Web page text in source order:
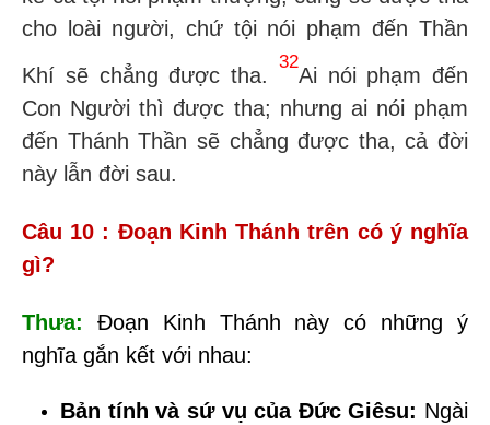
cho loài người, chứ tội nói phạm đến Thần
Khí sẽ chẳng được tha.
32
Ai nói phạm đến
Con Người thì được tha; nhưng ai nói phạm
đến Thánh Thần sẽ chẳng được tha, cả đời
này lẫn đời sau.
Câu 10 : Đoạn Kinh Thánh trên có ý nghĩa
gì?
Thưa: Đoạn Kinh Thánh này có những ý
nghĩa gắn kết với nhau:
Bản tính và sứ vụ của Đức Giêsu: Ngài